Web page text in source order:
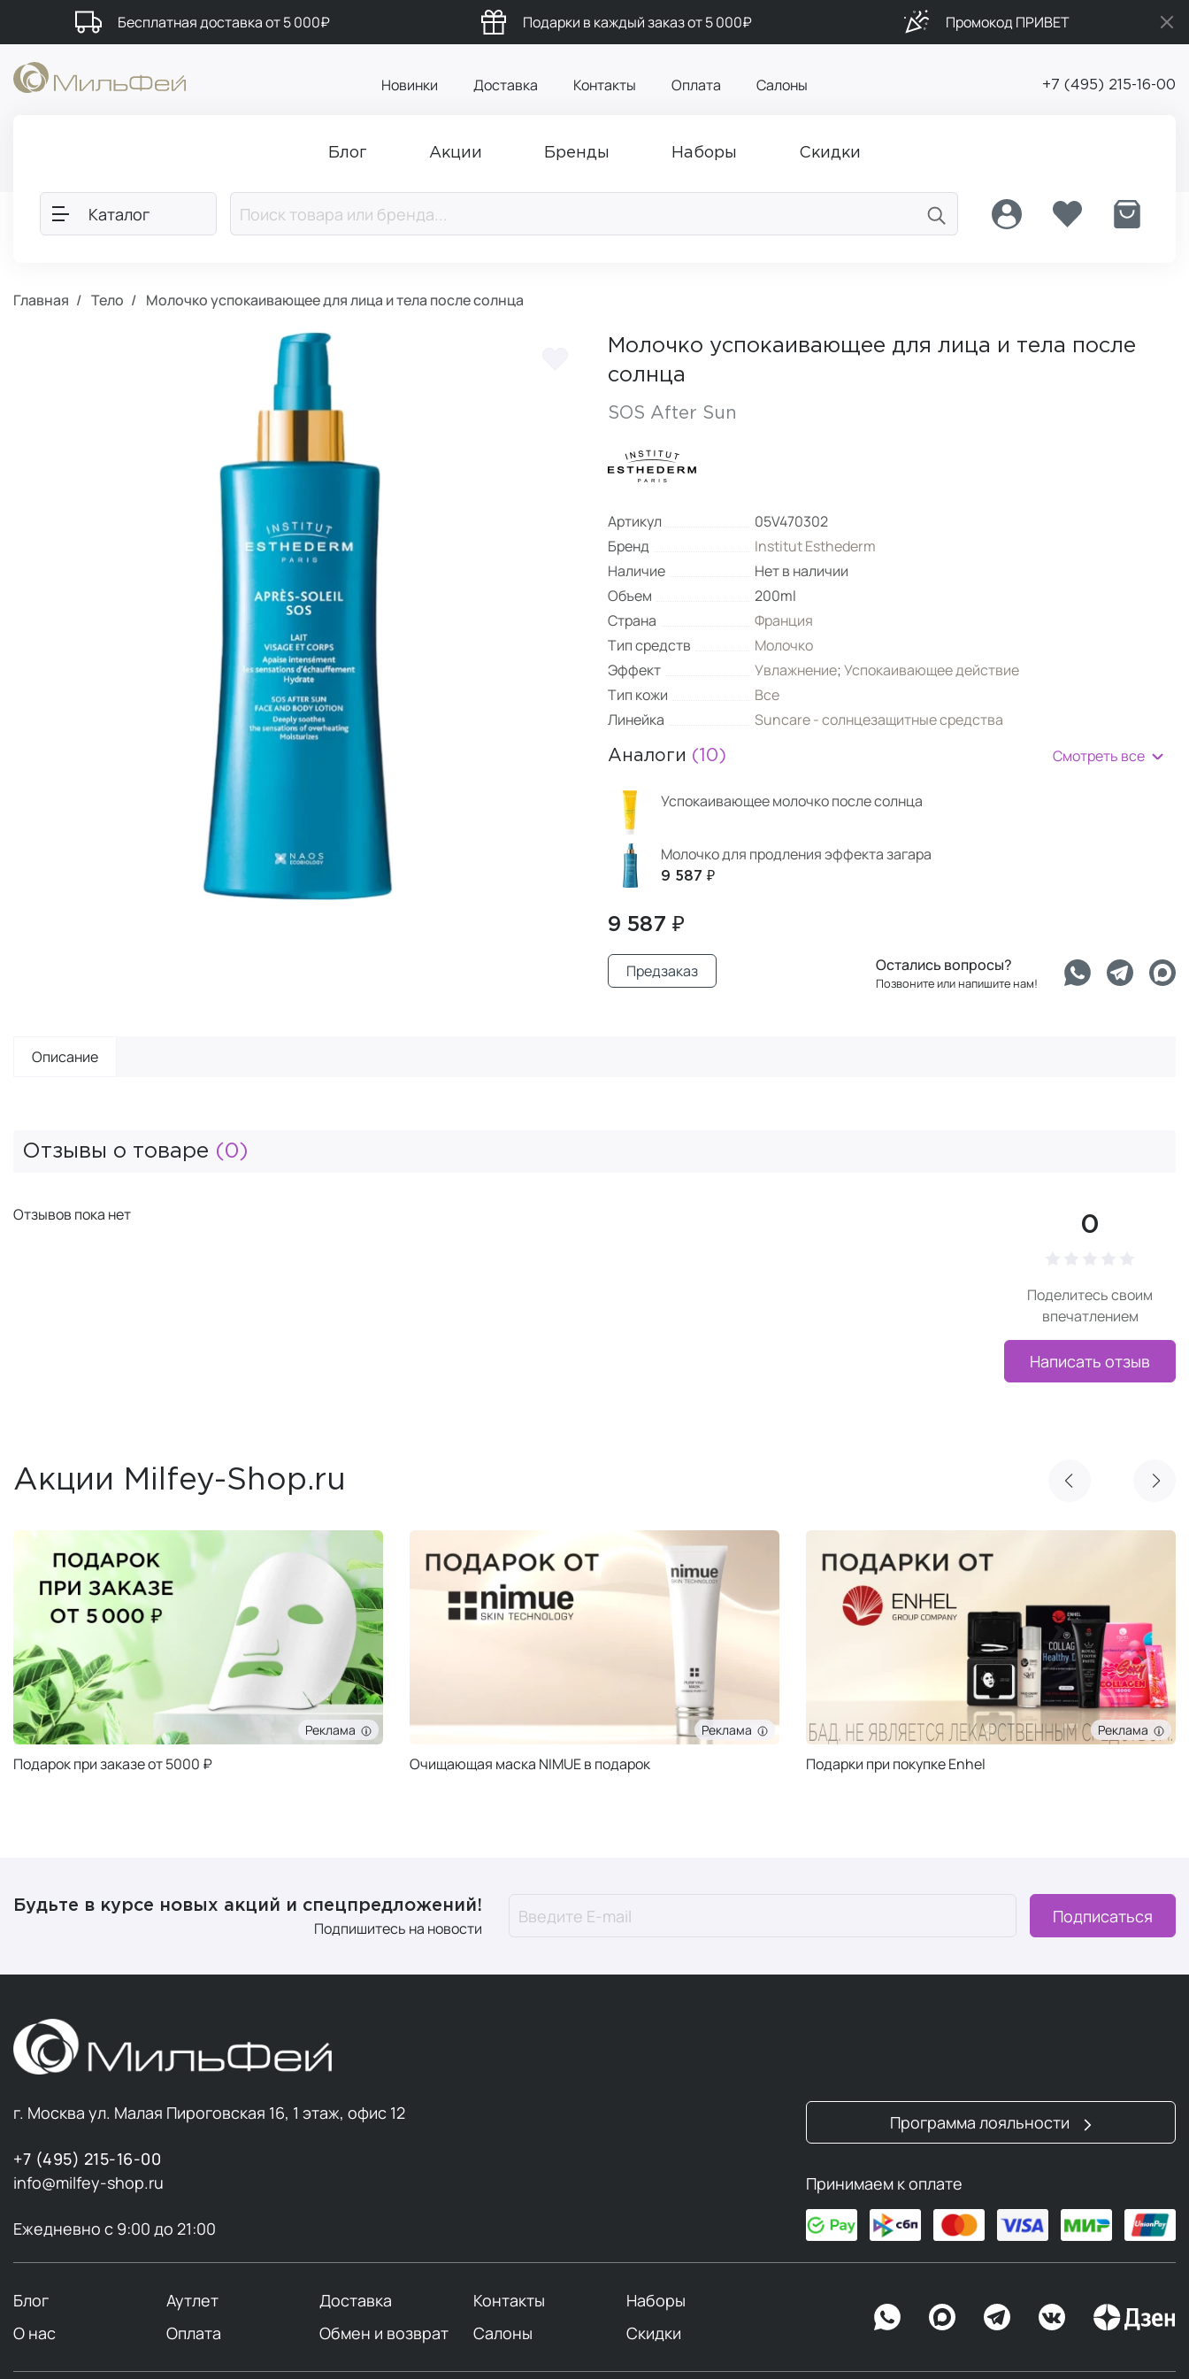
Бесплатная доставка от 5 000₽ Подарки в каждый заказ от 5 000₽ Промокод ПРИВЕТ
Новинки Доставка Контакты Оплата Салоны +7 (495) 215-16-00
Блог Акции Бренды Наборы Скидки
Каталог
Главная Тело Молочко успокаивающее для лица и тела после солнца
Молочко успокаивающее для лица и тела после
солнца
SOS After Sun
Артикул
05V470302
Бренд
Institut Esthederm
Наличие
Нет в наличии
Объем
200ml
Страна
Франция
Тип средств
Молочко
Эффект
Увлажнение;Успокаивающее действие
Тип кожи
Все
Линейка
Suncare - солнцезащитные средства
Аналоги (10) Смотреть все
Успокаивающее молочко после солнца
Молочко для продления эффекта загара
9 587 ₽
9 587 ₽
Предзаказ Остались вопросы?
Позвоните или напишите нам!
Описание
Отзывы о товаре (0)
0
Поделитесь своим
впечатлением
Написать отзыв
Отзывов пока нет
Акции Milfey-Shop.ru
Реклама
Подарок при заказе от 5000 ₽
Реклама
Очищающая маска NIMUE в подарок
Реклама
Подарки при покупке Enhel
Будьте в курсе новых акций и спецпредложений!
Подпишитесь на новости
Подписаться
г. Москва ул. Малая Пироговская 16, 1 этаж, офис 12
+7 (495) 215-16-00
info@milfey-shop.ru
Ежедневно с 9:00 до 21:00
Программа лояльности
Принимаем к оплате
Блог Аутлет Доставка Контакты
Наборы
О нас
Оплата Обмен и возврат Салоны Скидки